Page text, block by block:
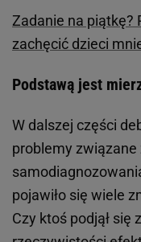
Zadanie na piątkę?
zachęcić dzieci
Podstawą jest
W dalszej części
problemy związane
pojawiło się wiele
Czy ktoś podjął się